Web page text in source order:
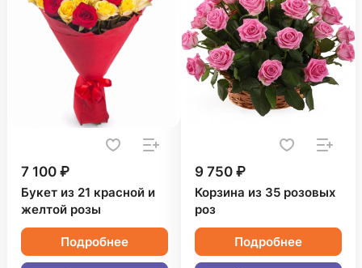
7 100 ₽
Букет из 21 красной и
желтой розы
Подробнее
9 750 ₽
Корзина из 35 розовых
роз
Подробнее